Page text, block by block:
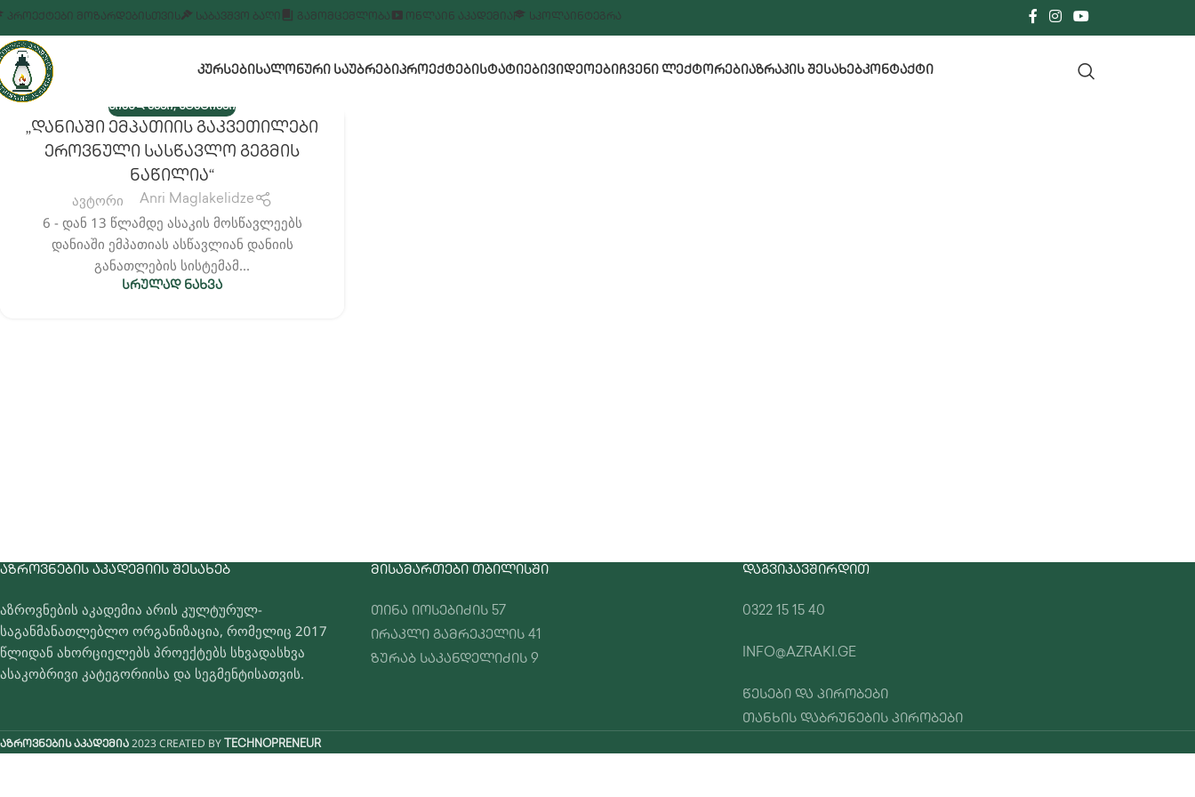
ᲞᲠᲝᲔᲥᲢᲔᲑᲘ ᲛᲝᲖᲐᲠᲓᲔᲑᲘᲡᲗᲕᲘᲡ ᲡᲐᲑᲐᲕᲨᲕᲝ ᲑᲐᲦᲘ ᲒᲐᲛᲝᲛᲪᲔᲛᲚᲝᲑᲐ ᲝᲜᲚᲐᲘᲜ ᲐᲙᲐᲓᲔᲛᲘᲐ ᲡᲙᲝᲚᲐᲘᲜᲢᲔᲒᲠᲐ
ᲙᲣᲠᲡᲔᲑᲘᲡᲐᲚᲝᲜᲣᲠᲘ ᲡᲐᲣᲑᲠᲔᲑᲘᲞᲠᲝᲔᲥᲢᲔᲑᲘᲡᲢᲐᲢᲘᲔᲑᲘᲕᲘᲓᲔᲝᲔᲑᲘᲩᲕᲔᲜᲘ ᲚᲔᲥᲢᲝᲠᲔᲑᲘᲐᲖᲠᲐᲙᲘᲡ ᲨᲔᲡᲐᲮᲔᲑᲙᲝᲜᲢᲐᲥᲢᲘ
30
ᲡᲘᲐᲮᲚᲔᲔᲑᲘ,ᲡᲢᲐᲢᲘᲔᲑᲘ
„დანიაში Ემპათიის Გაკვეთილები
Ეროვნული Სასწავლო Გეგმის
Ნაწილია“
ავტორი Anri Maglakelidze
6 - დან 13 წლამდე ასაკის მოსწავლეებს
დანიაში ემპათიას ასწავლიან დანიის
განათლების სისტემამ...
ᲡᲠᲣᲚᲐᲓ ᲜᲐᲮᲕᲐ
ᲐᲖᲠᲝᲕᲜᲔᲑᲘᲡ ᲐᲙᲐᲓᲔᲛᲘᲘᲡ ᲨᲔᲡᲐᲮᲔᲑ
აზროვნების აკადემია არის კულტურულ-
საგანმანათლებლო ორგანიზაცია, რომელიც 2017
წლიდან ახორციელებს პროექტებს სხვადასხვა
ასაკობრივი კატეგორიისა და სეგმენტისათვის.
ᲛᲘᲡᲐᲛᲐᲠᲗᲔᲑᲘ ᲗᲑᲘᲚᲘᲡᲨᲘ
თინა იოსებიძის 57
ირაკლი გამრეკელის 41
ზურაბ საკანდელიძის 9
ᲓᲐᲒᲕᲘᲙᲐᲕᲨᲘᲠᲓᲘᲗ
0322 15 15 40
INFO@AZRAKI.GE
წესები და პირობები
თანხის დაბრუნების პირობები
აზროვნების აკადემია 2023 CREATED BY TECHNOPRENEUR